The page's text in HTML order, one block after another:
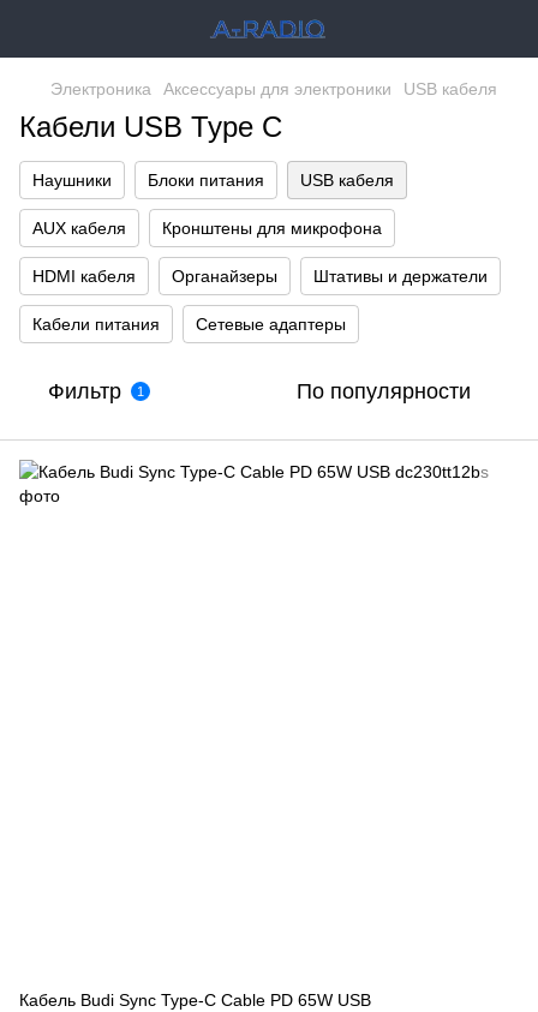
Электроника Аксессуары для электроники USB кабеля
Кабели USB Type C
Наушники Блоки питания USB кабеля
AUX кабеля Кронштены для микрофона
HDMI кабеля Органайзеры Штативы и держатели
Кабели питания Сетевые адаптеры
Фильтр 1 По популярности
Кабель Budi Sync Type-C Cable PD 65W USB